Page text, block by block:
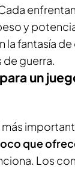
y
la fantasía
de guerra.
un
que
Los